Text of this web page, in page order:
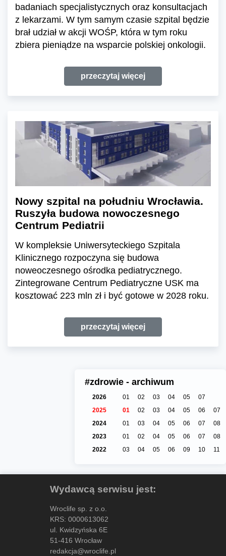
badaniach specjalistycznych oraz konsultacjach
z lekarzami. W tym samym czasie szpital będzie
brał udział w akcji WOŚP, która w tym roku
zbiera pieniądze na wsparcie polskiej onkologii.
przeczytaj więcej
Nowy szpital na południu Wrocławia.
Ruszyła budowa nowoczesnego
Centrum Pediatrii
W kompleksie Uniwersyteckiego Szpitala
Klinicznego rozpoczyna się budowa
noweoczesnego ośrodka pediatrycznego.
Zintegrowane Centrum Pediatryczne USK ma
kosztować 223 mln zł i być gotowe w 2028 roku.
przeczytaj więcej
#zdrowie - archiwum
2026 01 02 03 04 05
07
2025
01 02 03 04 05 06
07
2024
01 03 04 05 06 07
08
2023
01 02 04 05 06 07
08
2022
03 04 05 06 09 10 11
Wydawcą serwisu jest:
Wroclife sp. z o.o.
KRS: 0000613062
ul. Kwidzyńska 6E
51-416 Wrocław
redakcja@wroclife.pl